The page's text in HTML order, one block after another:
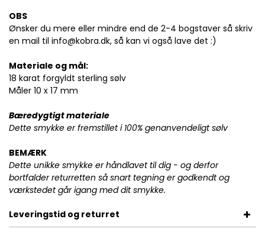
OBS
Ønsker du mere eller mindre end de 2-4 bogstaver så skriv
en mail til info@kobra.dk, så kan vi også lave det :)
Materiale og mål:
18 karat forgyldt sterling sølv
Måler 10 x 17 mm
Bæredygtigt materiale
Dette smykke er fremstillet i 100% genanvendeligt sølv
BEMÆRK
Dette unikke smykke er håndlavet til dig - og derfor
bortfalder returretten så snart tegning er godkendt og
værkstedet går igang med dit smykke.
Leveringstid og returret